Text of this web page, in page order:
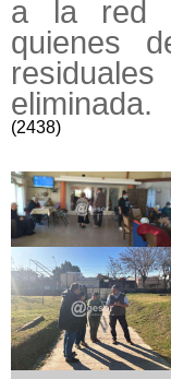
a la red
quienes
eliminada.
(2438)